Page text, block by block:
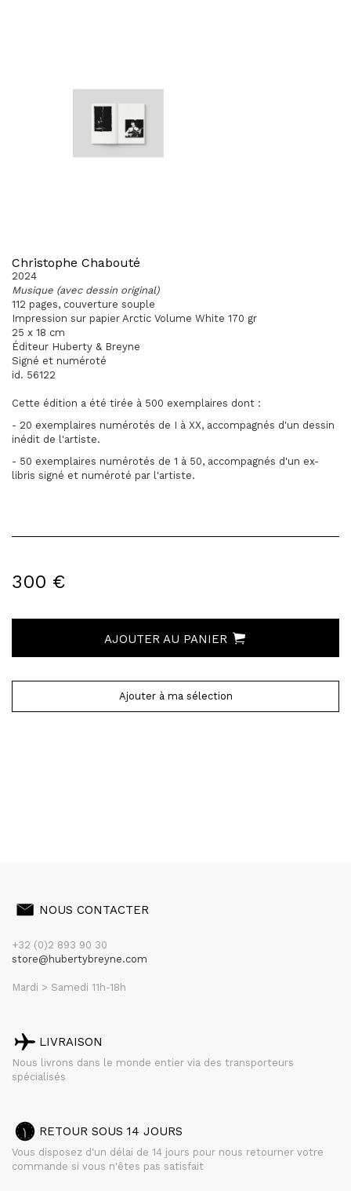
Christophe Chabouté
2024
Musique (avec dessin original)
112 pages, couverture souple
Impression sur papier Arctic Volume White 170 gr
25 x 18 cm
Éditeur Huberty & Breyne
Signé et numéroté
id. 56122
Cette édition a été tirée à 500 exemplaires dont :
- 20 exemplaires numérotés de I à XX, accompagnés d'un dessin
inédit de l'artiste.
- 50 exemplaires numérotés de 1 à 50, accompagnés d'un ex-
libris signé et numéroté par l'artiste.
300 €
AJOUTER AU PANIER
Ajouter à ma sélection
NOUS CONTACTER
+32 (0)2 893 90 30
store@hubertybreyne.com
Mardi > Samedi 11h-18h
LIVRAISON
Nous livrons dans le monde entier via des transporteurs
spécialisés
RETOUR SOUS 14 JOURS
Vous disposez d'un délai de 14 jours pour nous retourner votre
commande si vous n'êtes pas satisfait